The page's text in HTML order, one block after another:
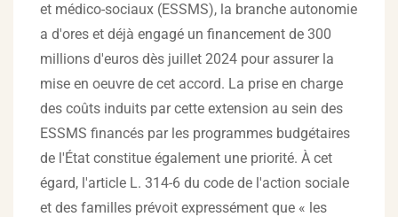
et médico-sociaux (ESSMS), la branche autonomie
a d'ores et déjà engagé un financement de 300
millions d'euros dès juillet 2024 pour assurer la
mise en oeuvre de cet accord. La prise en charge
des coûts induits par cette extension au sein des
ESSMS financés par les programmes budgétaires
de l'État constitue également une priorité. À cet
égard, l'article L. 314-6 du code de l'action sociale
et des familles prévoit expressément que « les